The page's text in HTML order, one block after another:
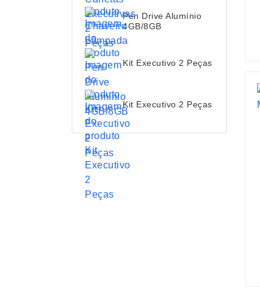
Pen Drive Alumínio
4GB/8GB
Kit Executivo 2 Peças
Kit Executivo 2 Peças